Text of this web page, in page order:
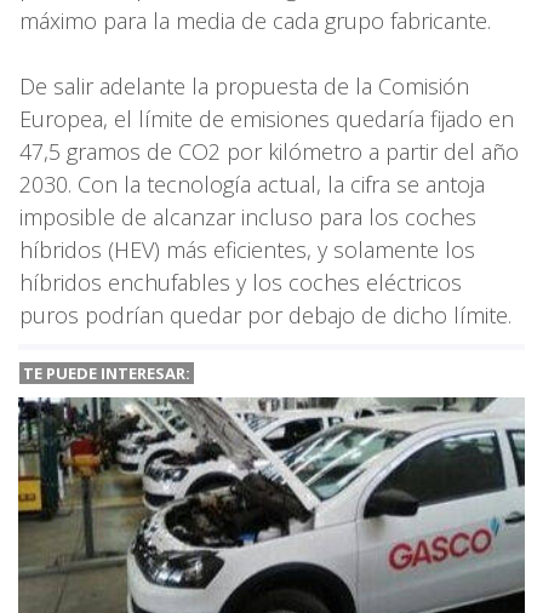
máximo para la media de cada grupo fabricante.
De salir adelante la propuesta de la Comisión
Europea, el límite de emisiones quedaría fijado en
47,5 gramos de CO2 por kilómetro a partir del año
2030. Con la tecnología actual, la cifra se antoja
imposible de alcanzar incluso para los coches
híbridos (HEV) más eficientes, y solamente los
híbridos enchufables y los coches eléctricos
puros podrían quedar por debajo de dicho límite.
TE PUEDE INTERESAR: